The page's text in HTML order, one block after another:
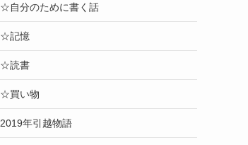
☆自分のために書く話
☆記憶
☆読書
☆買い物
2019年引越物語